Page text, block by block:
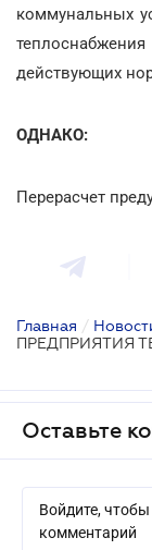
коммунальных
действующих
ОДНАКО:
Перерасчет
Главная /
ПРЕДПРИЯТИЯ
Оставьте
Войдите, чтобы
комментарий